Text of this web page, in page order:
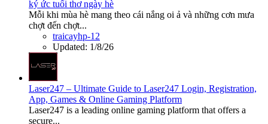
ký ức tuổi thơ ngày hè
Mỗi khi mùa hè mang theo cái nắng oi ả và những cơn mưa
chợt đến chợt...
traicayhp-12
Updated: 1/8/26
Laser247 – Ultimate Guide to Laser247 Login, Registration,
App, Games & Online Gaming Platform
Laser247 is a leading online gaming platform that offers a
secure...